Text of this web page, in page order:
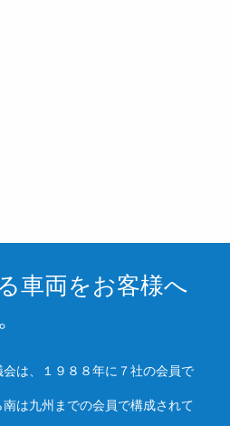
車両をお客様へ
は、１９８８年に７社の会員で
は九州までの会員で構成されて